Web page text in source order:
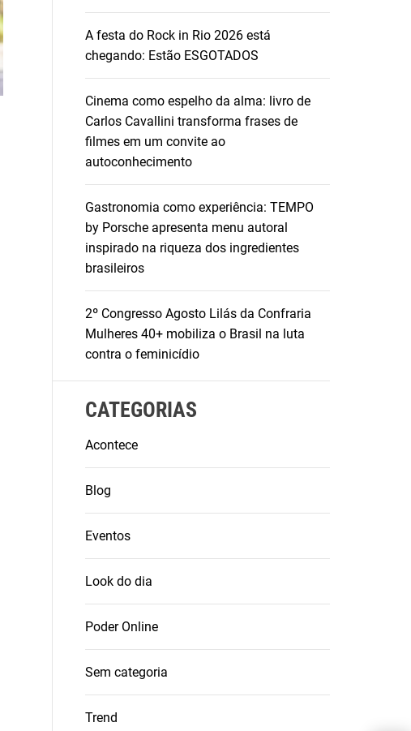
A festa do Rock in Rio 2026 está
chegando: Estão ESGOTADOS
Cinema como espelho da alma: livro de
Carlos Cavallini transforma frases de
filmes em um convite ao
autoconhecimento
Gastronomia como experiência: TEMPO
by Porsche apresenta menu autoral
inspirado na riqueza dos ingredientes
brasileiros
2º Congresso Agosto Lilás da Confraria
Mulheres 40+ mobiliza o Brasil na luta
contra o feminicídio
CATEGORIAS
Acontece
Blog
Eventos
Look do dia
Poder Online
Sem categoria
Trend